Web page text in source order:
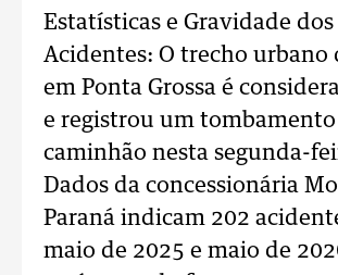
Estatísticas e Gravidade dos
Acidentes: O trecho urbano
em Ponta Grossa é
e registrou um tombamento
caminhão nesta segunda-
Dados da concessionária
Paraná indicam 202
maio de 2025 e maio de